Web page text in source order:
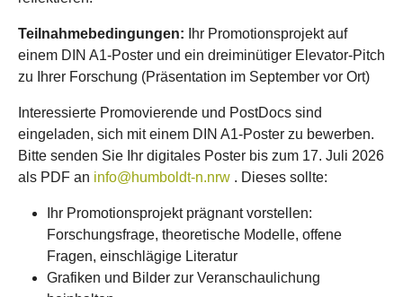
Teilnahmebedingungen:
Ihr Promotionsprojekt auf
einem DIN A1-Poster und ein dreiminütiger Elevator-Pitch
zu Ihrer Forschung (Präsentation im September vor Ort)
Interessierte Promovierende und PostDocs sind
eingeladen, sich mit einem DIN A1-Poster zu bewerben.
Bitte senden Sie Ihr digitales Poster bis zum 17. Juli 2026
als PDF an info@humboldt-n.nrw . Dieses sollte:
Ihr Promotionsprojekt prägnant vorstellen:
Forschungsfrage, theoretische Modelle, offene
Fragen, einschlägige Literatur
Grafiken und Bilder zur Veranschaulichung